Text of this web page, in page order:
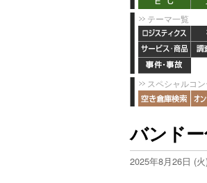
テーマ一覧
スペシャルコ
バンド
2025年8月26日 (